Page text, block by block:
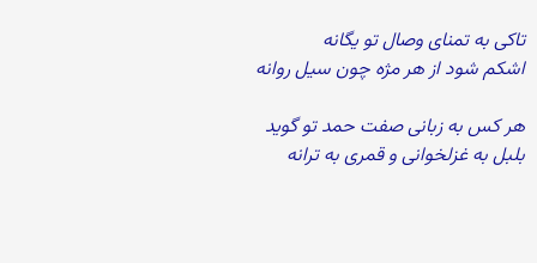
تاکی به تمنای وصال تو یگانه
اشکم شود از هر مژه چون سیل روانه
هر کس به زبانی صفت حمد تو گوید
بلبل به غزلخوانی و قمری به ترانه